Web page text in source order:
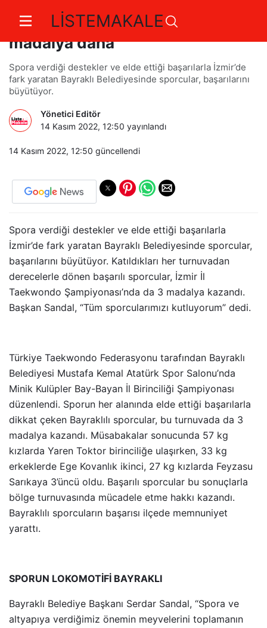
LİSTEMAKALE
Bayraklılı sporculardan 3
madalya daha
Spora verdiği destekler ve elde ettiği başarılarla İzmir’de
fark yaratan Bayraklı Belediyesinde sporcular, başarılarını
büyütüyor.
Yönetici Editör
14 Kasım 2022, 12:50 yayınlandı
14 Kasım 2022, 12:50 güncellendi
Spora verdiği destekler ve elde ettiği başarılarla
İzmir’de fark yaratan Bayraklı Belediyesinde sporcular,
başarılarını büyütüyor. Katıldıkları her turnuvadan
derecelerle dönen başarılı sporcular, İzmir İl
Taekwondo Şampiyonası’nda da 3 madalya kazandı.
Başkan Sandal, “Tüm sporcularımızı kutluyorum” dedi.
Türkiye Taekwondo Federasyonu tarafından Bayraklı
Belediyesi Mustafa Kemal Atatürk Spor Salonu’nda
Minik Kulüpler Bay-Bayan İl Birinciliği Şampiyonası
düzenlendi. Sporun her alanında elde ettiği başarılarla
dikkat çeken Bayraklılı sporcular, bu turnuvada da 3
madalya kazandı. Müsabakalar sonucunda 57 kg
kızlarda Yaren Toktor birinciliğe ulaşırken, 33 kg
erkeklerde Ege Kovanlık ikinci, 27 kg kızlarda Feyzasu
Sarıkaya 3’üncü oldu. Başarılı sporcular bu sonuçlarla
bölge turnuvasında mücadele etme hakkı kazandı.
Bayraklılı sporcuların başarısı ilçede memnuniyet
yarattı.
SPORUN LOKOMOTİFİ BAYRAKLI
Bayraklı Belediye Başkanı Serdar Sandal, “Spora ve
altyapıya verdiğimiz önemin meyvelerini toplamanın